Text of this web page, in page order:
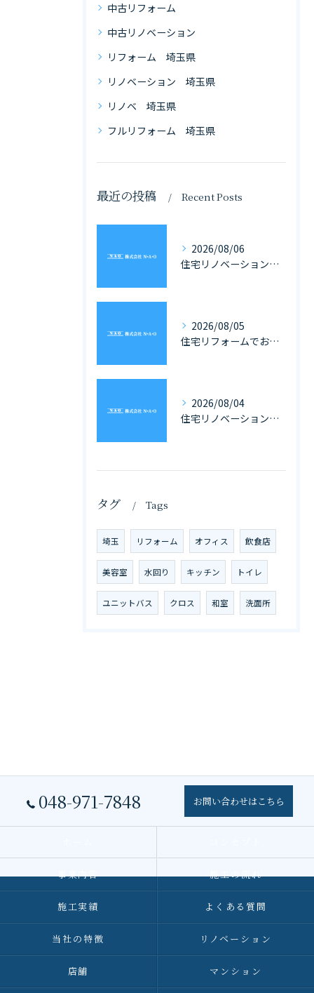
中古リフォーム
中古リノベーション
リフォーム 埼玉県
リノベーション 埼玉県
リノベ 埼玉県
フルリフォーム 埼玉県
最近の投稿 Recent Posts
2026/08/06
住宅リノベーションと家具の一体化で理想を叶える埼玉県の住まいづくり完全ガイド
2026/08/05
住宅リフォームでお風呂を埼玉県で快適にする費用や補助金活用ガイド
2026/08/04
住宅リノベーションの工期を埼玉県で計画的に進めるための全体スケジュール徹底解説
タグ Tags
埼玉 リフォーム オフィス 飲食店
美容室 水回り キッチン トイレ
ユニットバス クロス 和室 洗面所
048-971-7848 お問い合わせはこちら
事業内容 施工の流れ
施工実績 よくある質問
当社の特徴 リノベーション
店舗 マンション